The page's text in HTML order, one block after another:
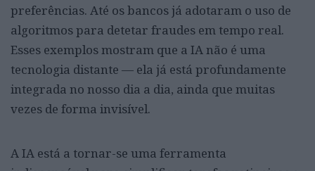
preferências. Até os bancos já adotaram o uso de
algoritmos para detetar fraudes em tempo real.
Esses exemplos mostram que a IA não é uma
tecnologia distante — ela já está profundamente
integrada no nosso dia a dia, ainda que muitas
vezes de forma invisível.
A IA está a tornar-se uma ferramenta